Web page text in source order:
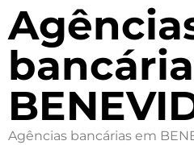
Agências bancárias em